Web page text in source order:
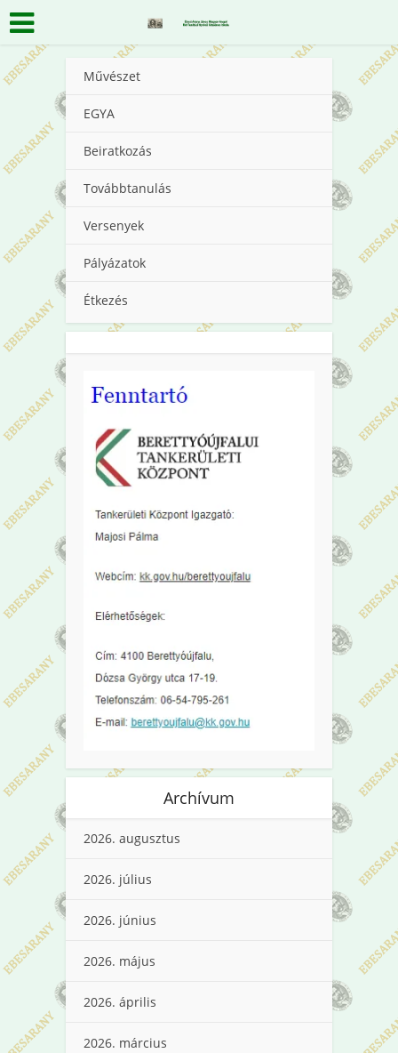
Művészet
EGYA
Beiratkozás
Továbbtanulás
Versenyek
Pályázatok
Étkezés
Archívum
2026. augusztus
2026. július
2026. június
2026. május
2026. április
2026. március